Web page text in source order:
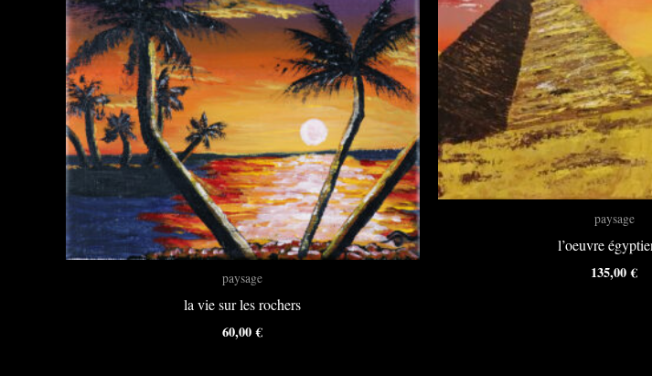
paysage
la vie sur les rochers
60,00€
paysage
l’oeuvre
135,00€